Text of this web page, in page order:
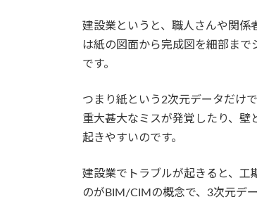
建設業というと、職人さんや関係
は紙の図面から完成図を細部ま
です。
つまり紙という2次元データだけ
重大甚大なミスが発覚したり、壁
起きやすいのです。
建設業でトラブルが起きると、工
のがBIM/CIMの概念で、3次元デ